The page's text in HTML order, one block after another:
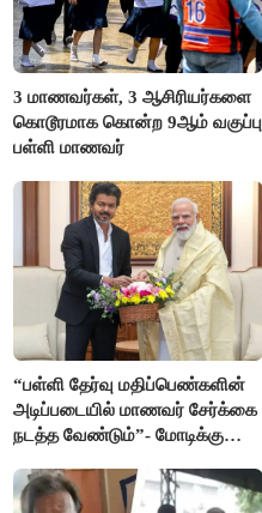
3 மாணவர்கள், 3 ஆசிரியர்களை
கொடூரமாக கொன்ற 9ஆம் வகுப்பு
பள்ளி மாணவர்
“பள்ளி தேர்வு மதிப்பெண்களின்
அடிப்படையில் மாணவர் சேர்க்கை
நடத்த வேண்டும்”- மோடிக்கு